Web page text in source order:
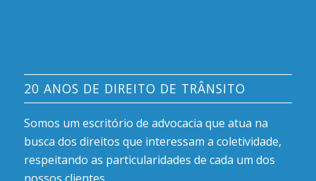
20 ANOS DE DIREITO DE TRÂNSITO
Somos um escritório de advocacia que atua na
busca dos direitos que interessam a coletividade,
respeitando as particularidades de cada um dos